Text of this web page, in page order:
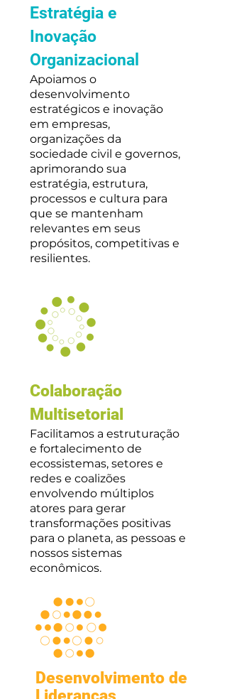
Estratégia e
Inovação
Organizacional
Apoiamos o
desenvolvimento
estratégicos e inovação
em empresas,
organizações da
sociedade civil e governos,
aprimorando sua
estratégia, estrutura,
processos e cultura para
que se mantenham
relevantes em seus
propósitos, competitivas e
resilientes.
Colaboração
Multisetorial
Facilitamos a estruturação
e fortalecimento de
ecossistemas, setores e
redes e coalizões
envolvendo múltiplos
atores para gerar
transformações positivas
para o planeta, as pessoas e
nossos sistemas
econômicos.
Desenvolvimento de